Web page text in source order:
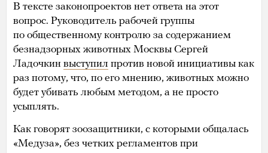
В тексте законопроектов нет ответа на этот
вопрос. Руководитель рабочей группы
по общественному контролю за содержанием
безнадзорных животных Москвы Сергей
Ладочкин выступил против новой инициативы как
раз потому, что, по его мнению, животных можно
будет убивать любым методом, а не просто
усыплять.
Как говорят зоозащитники, с которыми общалась
«Медуза», без четких регламентов при